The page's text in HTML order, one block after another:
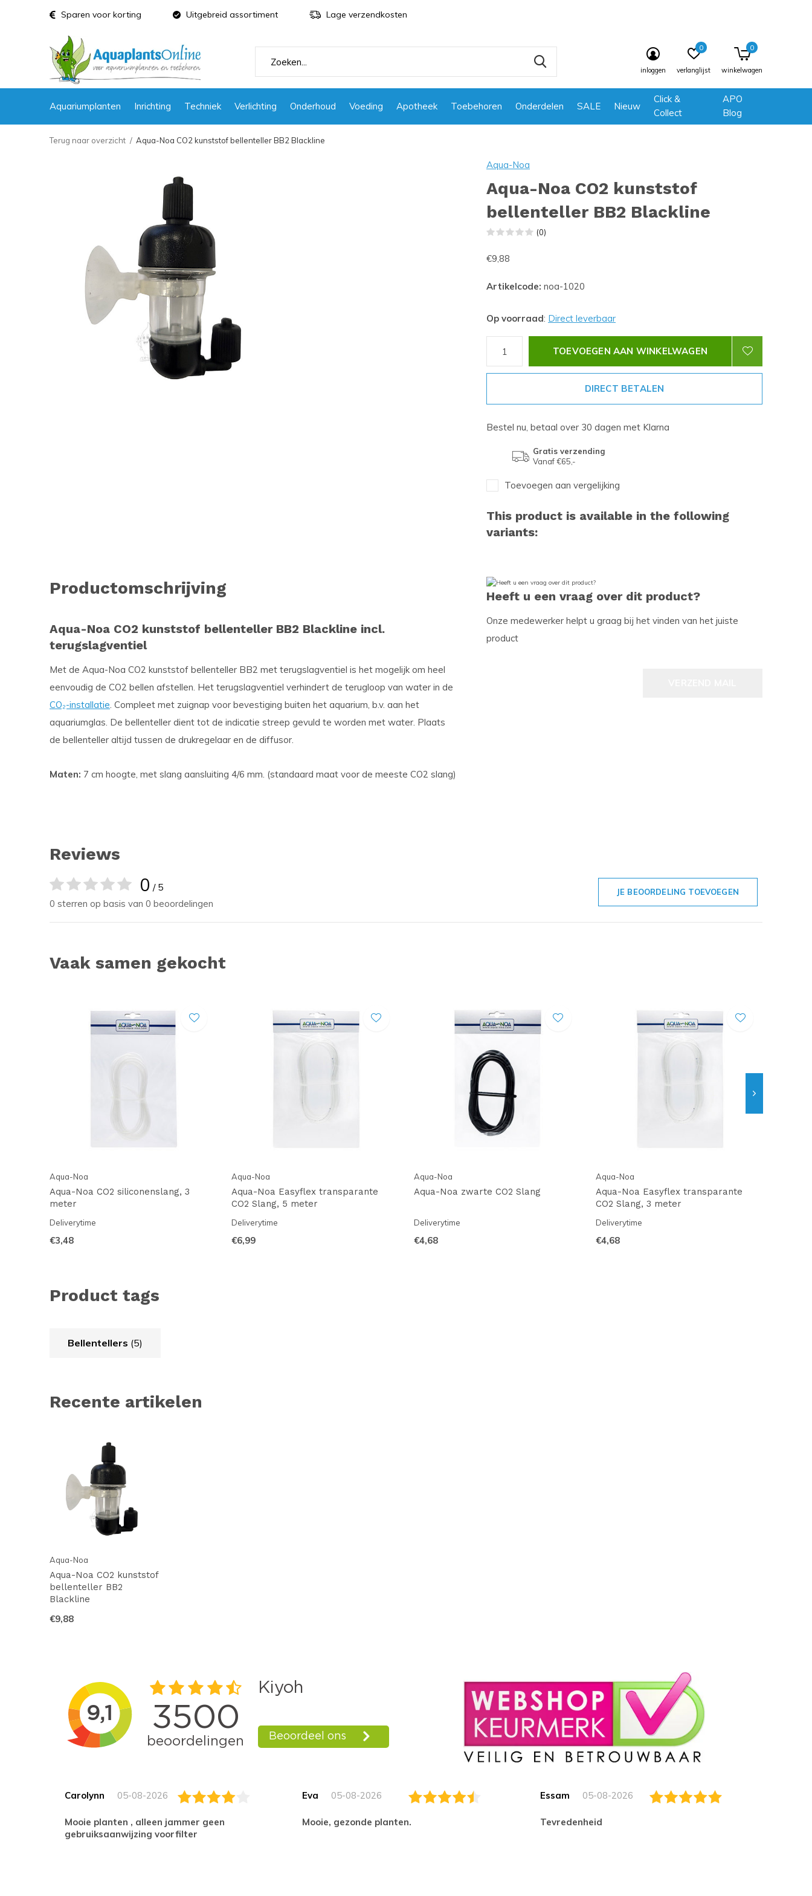
Aquariumplanten Inrichting Techniek Verlichting Onderhoud Voeding Apotheek Toebehoren Onderdelen SALE Nieuw
Click &
Collect
APO
Blog
inloggen verlanglijst
0
winkelwagen
0
Sparen voor korting Uitgebreid assortiment Lage verzendkosten
Terug naar overzicht Aqua-Noa CO2 kunststof bellenteller BB2 Blackline
Aqua-Noa
Aqua-Noa CO2 kunststof
bellenteller BB2 Blackline
(0)
€9,88
Artikelcode: noa-1020
Op voorraad: Direct leverbaar
TOEVOEGEN AAN WINKELWAGEN
DIRECT BETALEN
Bestel nu, betaal over 30 dagen met Klarna
Gratis verzending
Vanaf €65,-
Toevoegen aan vergelijking
This product is available in the following
variants:
Productomschrijving
Aqua-Noa CO2 kunststof bellenteller BB2 Blackline incl.
terugslagventiel
Met de Aqua-Noa CO2 kunststof bellenteller BB2 met terugslagventiel is het mogelijk om heel
eenvoudig de CO2 bellen afstellen. Het terugslagventiel verhindert de terugloop van water in de
CO₂-installatie. Compleet met zuignap voor bevestiging buiten het aquarium, b.v. aan het
aquariumglas. De bellenteller dient tot de indicatie streep gevuld te worden met water. Plaats
de bellenteller altijd tussen de drukregelaar en de diffusor.
Maten: 7 cm hoogte, met slang aansluiting 4/6 mm. (standaard maat voor de meeste CO2 slang)
Heeft u een vraag over dit product?
Onze medewerker helpt u graag bij het vinden van het juiste
product
Reviews
0 / 5
0 sterren op basis van 0 beoordelingen
JE BEOORDELING TOEVOEGEN
Vaak samen gekocht
Aqua-Noa
Aqua-Noa CO2 siliconenslang, 3
meter
Deliverytime
€3,48
Aqua-Noa
Aqua-Noa Easyflex transparante
CO2 Slang, 5 meter
Deliverytime
€6,99
Aqua-Noa
Aqua-Noa zwarte CO2 Slang
Deliverytime
€4,68
Aqua-Noa
Aqua-Noa Easyflex transparante
CO2 Slang, 3 meter
Deliverytime
€4,68
Product tags
Bellentellers (5)
Recente artikelen
Aqua-Noa
Aqua-Noa CO2 kunststof
bellenteller BB2
Blackline
€9,88
Carolynn 05-08-2026
Mooie planten , alleen jammer geen
gebruiksaanwijzing voorfilter
Eva 05-08-2026
Mooie, gezonde planten.
Essam 05-08-2026
tevredenheid